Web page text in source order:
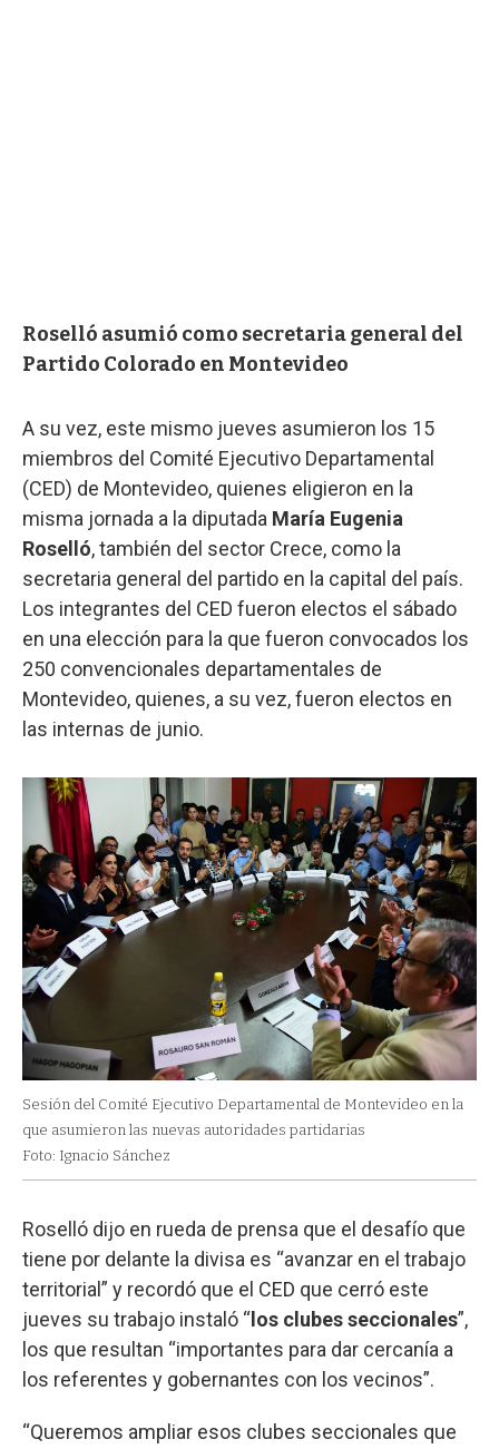
Roselló asumió como secretaria general del
Partido Colorado en Montevideo
A su vez, este mismo jueves asumieron los 15
miembros del Comité Ejecutivo Departamental
(CED) de Montevideo, quienes eligieron en la
misma jornada a la diputada María Eugenia
Roselló, también del sector Crece, como la
secretaria general del partido en la capital del país.
Los integrantes del CED fueron electos el sábado
en una elección para la que fueron convocados los
250 convencionales departamentales de
Montevideo, quienes, a su vez, fueron electos en
las internas de junio.
Sesión del Comité Ejecutivo Departamental de Montevideo en la
que asumieron las nuevas autoridades partidarias
Foto: Ignacio Sánchez
Roselló dijo en rueda de prensa que el desafío que
tiene por delante la divisa es “avanzar en el trabajo
territorial” y recordó que el CED que cerró este
jueves su trabajo instaló “ los clubes seccionales”,
los que resultan “importantes para dar cercanía a
los referentes y gobernantes con los vecinos”.
“Queremos ampliar esos clubes seccionales que